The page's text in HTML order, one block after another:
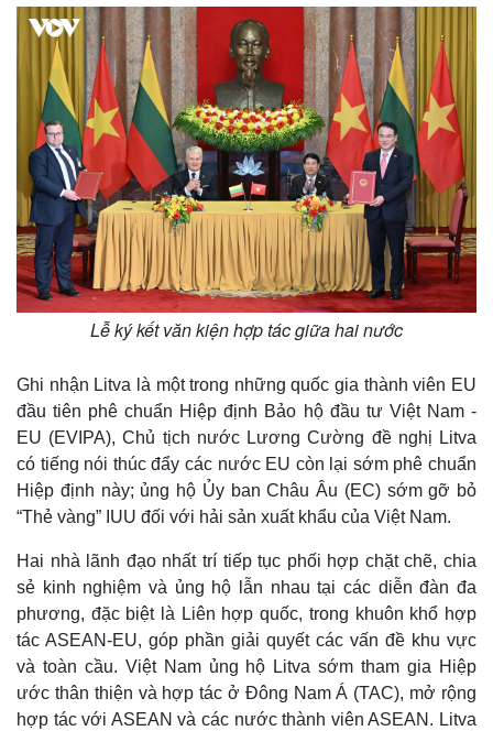
Lễ ký kết văn kiện hợp tác giữa hai nước
Ghi nhận Litva là một trong những quốc gia thành viên EU
đầu tiên phê chuẩn Hiệp định Bảo hộ đầu tư Việt Nam -
EU (EVIPA), Chủ tịch nước Lương Cường đề nghị Litva
có tiếng nói thúc đẩy các nước EU còn lại sớm phê chuẩn
Hiệp định này; ủng hộ Ủy ban Châu Âu (EC) sớm gỡ bỏ
“Thẻ vàng” IUU đối với hải sản xuất khẩu của Việt Nam.
Hai nhà lãnh đạo nhất trí tiếp tục phối hợp chặt chẽ, chia
sẻ kinh nghiệm và ủng hộ lẫn nhau tại các diễn đàn đa
phương, đặc biệt là Liên hợp quốc, trong khuôn khổ hợp
tác ASEAN-EU, góp phần giải quyết các vấn đề khu vực
và toàn cầu. Việt Nam ủng hộ Litva sớm tham gia Hiệp
ước thân thiện và hợp tác ở Đông Nam Á (TAC), mở rộng
hợp tác với ASEAN và các nước thành viên ASEAN. Litva